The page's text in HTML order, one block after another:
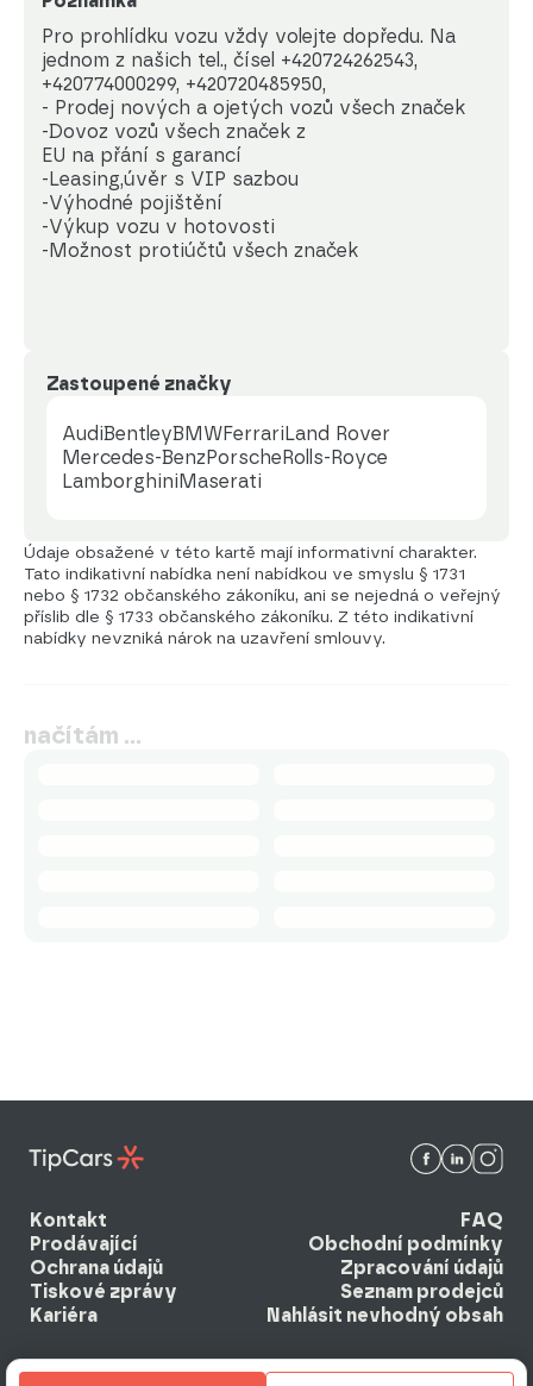
Pro prohlídku vozu vždy volejte dopředu. Na
jednom z našich tel., čísel +420724262543,
+420774000299, +420720485950,
- Prodej nových a ojetých vozů všech značek
-Dovoz vozů všech značek z
EU na přání s garancí
-Leasing,úvěr s VIP sazbou
-Výhodné pojištění
-Výkup vozu v hotovosti
-Možnost protiúčtů všech značek
Zastoupené značky
AudiBentleyBMWFerrariLand Rover
Mercedes-BenzPorscheRolls-Royce
LamborghiniMaserati
Údaje obsažené v této kartě mají informativní charakter.
Tato indikativní nabídka není nabídkou ve smyslu § 1731
nebo § 1732 občanského zákoníku, ani se nejedná o veřejný
příslib dle § 1733 občanského zákoníku. Z této indikativní
nabídky nevzniká nárok na uzavření smlouvy.
načítám …
Kontakt
FAQ
Prodávající
Obchodní podmínky
Ochrana údajů
Zpracování údajů
Tiskové zprávy
Seznam prodejců
Kariéra
Nahlásit nevhodný obsah